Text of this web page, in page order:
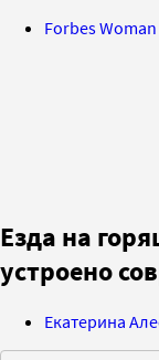
Forbes Woman
Езда на
устроено
Екатерина